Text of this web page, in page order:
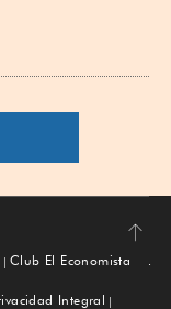
Subir
Club El Economista
Integral